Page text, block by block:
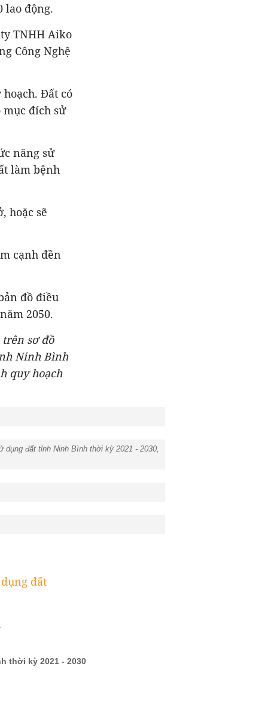
lao động.
TNHH Aiko
Công Nghệ
Đất có
mục đích sử
năng sử
làm bệnh
hoặc sẽ
cạnh đền
đồ điều
2050.
sơ đồ
Ninh Bình
quy hoạch
đất tỉnh Ninh Bình thời kỳ 2021 - 2030,
đất